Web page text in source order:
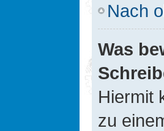
Nach
Was
Hiermit
zu